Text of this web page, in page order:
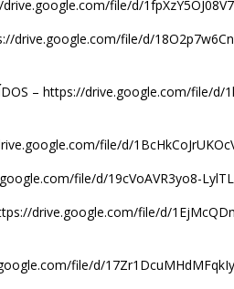
file/d/
drive.google.com/file/d/
– https://drive.google.com/file/d/
file/d/
file/d/19cVoAVR3yo8-
drive.google.com/file/d/
file/d/